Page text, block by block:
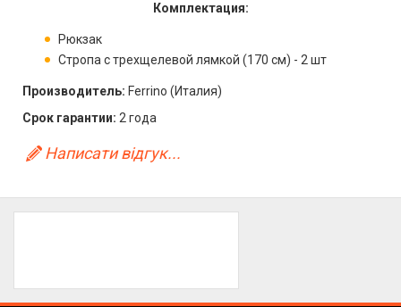
Комплектация:
Рюкзак
Стропа с трехщелевой лямкой (170 см) - 2 шт
Производитель: Ferrino (Италия)
Срок гарантии: 2 года
Написати відгук...